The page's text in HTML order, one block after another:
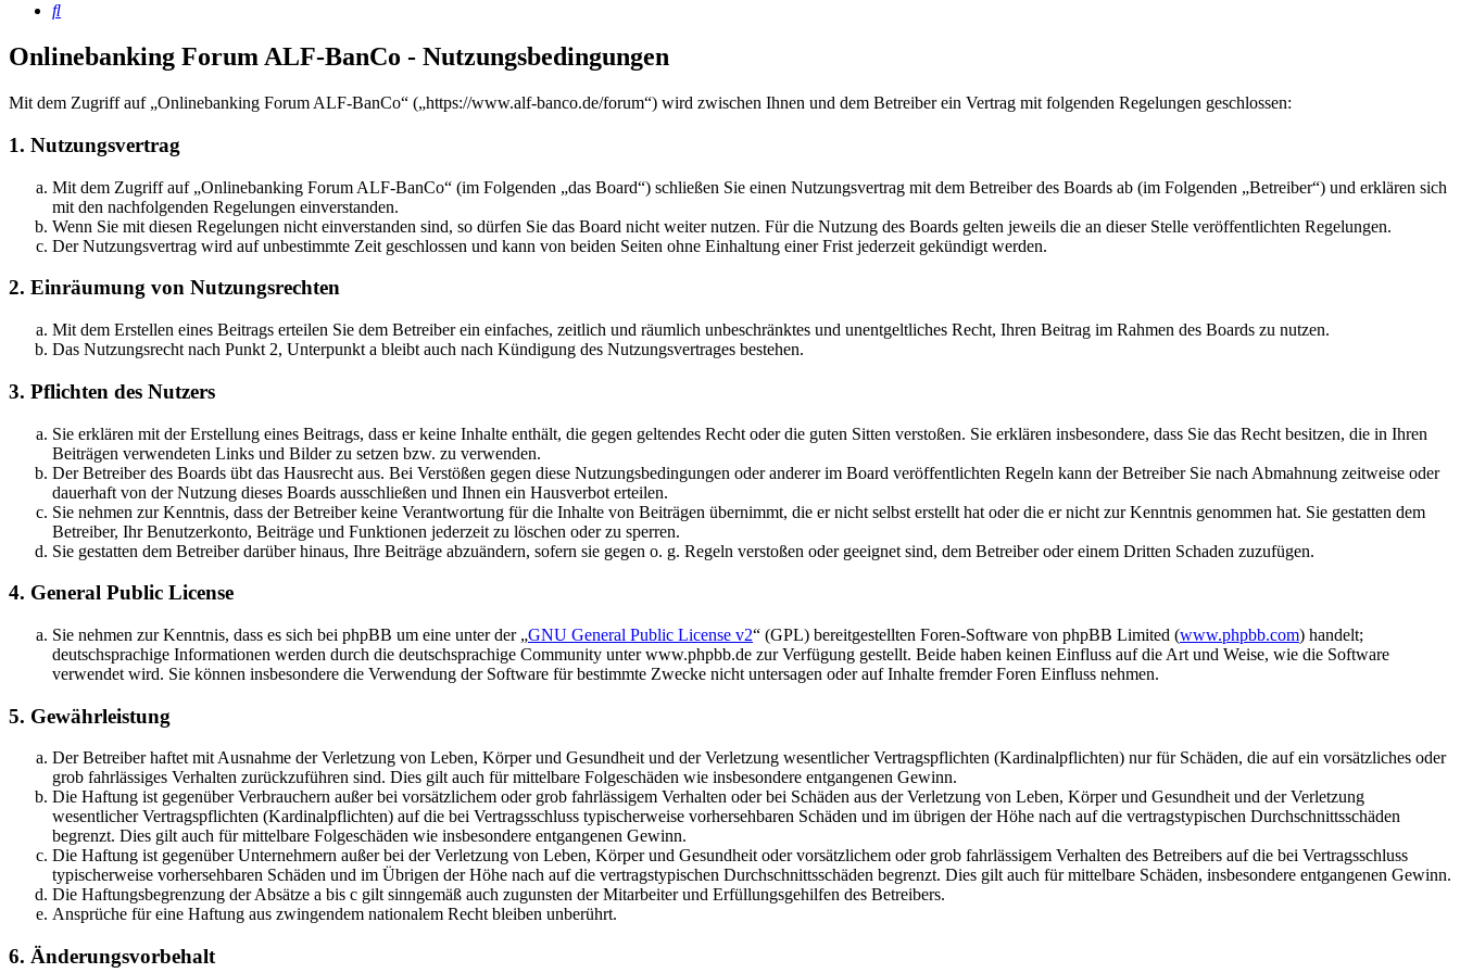
Suche
Onlinebanking Forum ALF-BanCo - Nutzungsbedingungen
Mit dem Zugriff auf „Onlinebanking Forum ALF-BanCo“ („https://www.alf-banco.de/forum“) wird zwischen Ihnen und dem Betreiber ein Vertrag mit folgenden Regelungen geschlossen:
1. Nutzungsvertrag
Mit dem Zugriff auf „Onlinebanking Forum ALF-BanCo“ (im Folgenden „das Board“) schließen Sie einen Nutzungsvertrag mit dem Betreiber des Boards ab (im Folgenden „Betreiber“) und erklären sich
mit den nachfolgenden Regelungen einverstanden.
Wenn Sie mit diesen Regelungen nicht einverstanden sind, so dürfen Sie das Board nicht weiter nutzen. Für die Nutzung des Boards gelten jeweils die an dieser Stelle veröffentlichten Regelungen.
Der Nutzungsvertrag wird auf unbestimmte Zeit geschlossen und kann von beiden Seiten ohne Einhaltung einer Frist jederzeit gekündigt werden.
2. Einräumung von Nutzungsrechten
Mit dem Erstellen eines Beitrags erteilen Sie dem Betreiber ein einfaches, zeitlich und räumlich unbeschränktes und unentgeltliches Recht, Ihren Beitrag im Rahmen des Boards zu nutzen.
Das Nutzungsrecht nach Punkt 2, Unterpunkt a bleibt auch nach Kündigung des Nutzungsvertrages bestehen.
3. Pflichten des Nutzers
Sie erklären mit der Erstellung eines Beitrags, dass er keine Inhalte enthält, die gegen geltendes Recht oder die guten Sitten verstoßen. Sie erklären insbesondere, dass Sie das Recht besitzen, die in Ihren
Beiträgen verwendeten Links und Bilder zu setzen bzw. zu verwenden.
Der Betreiber des Boards übt das Hausrecht aus. Bei Verstößen gegen diese Nutzungsbedingungen oder anderer im Board veröffentlichten Regeln kann der Betreiber Sie nach Abmahnung zeitweise oder
dauerhaft von der Nutzung dieses Boards ausschließen und Ihnen ein Hausverbot erteilen.
Sie nehmen zur Kenntnis, dass der Betreiber keine Verantwortung für die Inhalte von Beiträgen übernimmt, die er nicht selbst erstellt hat oder die er nicht zur Kenntnis genommen hat. Sie gestatten dem
Betreiber, Ihr Benutzerkonto, Beiträge und Funktionen jederzeit zu löschen oder zu sperren.
Sie gestatten dem Betreiber darüber hinaus, Ihre Beiträge abzuändern, sofern sie gegen o. g. Regeln verstoßen oder geeignet sind, dem Betreiber oder einem Dritten Schaden zuzufügen.
4. General Public License
Sie nehmen zur Kenntnis, dass es sich bei phpBB um eine unter der „GNU General Public License v2“ (GPL) bereitgestellten Foren-Software von phpBB Limited (www.phpbb.com) handelt;
deutschsprachige Informationen werden durch die deutschsprachige Community unter www.phpbb.de zur Verfügung gestellt. Beide haben keinen Einfluss auf die Art und Weise, wie die Software
verwendet wird. Sie können insbesondere die Verwendung der Software für bestimmte Zwecke nicht untersagen oder auf Inhalte fremder Foren Einfluss nehmen.
5. Gewährleistung
Der Betreiber haftet mit Ausnahme der Verletzung von Leben, Körper und Gesundheit und der Verletzung wesentlicher Vertragspflichten (Kardinalpflichten) nur für Schäden, die auf ein vorsätzliches oder
grob fahrlässiges Verhalten zurückzuführen sind. Dies gilt auch für mittelbare Folgeschäden wie insbesondere entgangenen Gewinn.
Die Haftung ist gegenüber Verbrauchern außer bei vorsätzlichem oder grob fahrlässigem Verhalten oder bei Schäden aus der Verletzung von Leben, Körper und Gesundheit und der Verletzung
wesentlicher Vertragspflichten (Kardinalpflichten) auf die bei Vertragsschluss typischerweise vorhersehbaren Schäden und im übrigen der Höhe nach auf die vertragstypischen Durchschnittsschäden
begrenzt. Dies gilt auch für mittelbare Folgeschäden wie insbesondere entgangenen Gewinn.
Die Haftung ist gegenüber Unternehmern außer bei der Verletzung von Leben, Körper und Gesundheit oder vorsätzlichem oder grob fahrlässigem Verhalten des Betreibers auf die bei Vertragsschluss
typischerweise vorhersehbaren Schäden und im Übrigen der Höhe nach auf die vertragstypischen Durchschnittsschäden begrenzt. Dies gilt auch für mittelbare Schäden, insbesondere entgangenen Gewinn.
Die Haftungsbegrenzung der Absätze a bis c gilt sinngemäß auch zugunsten der Mitarbeiter und Erfüllungsgehilfen des Betreibers.
Ansprüche für eine Haftung aus zwingendem nationalem Recht bleiben unberührt.
6. Änderungsvorbehalt